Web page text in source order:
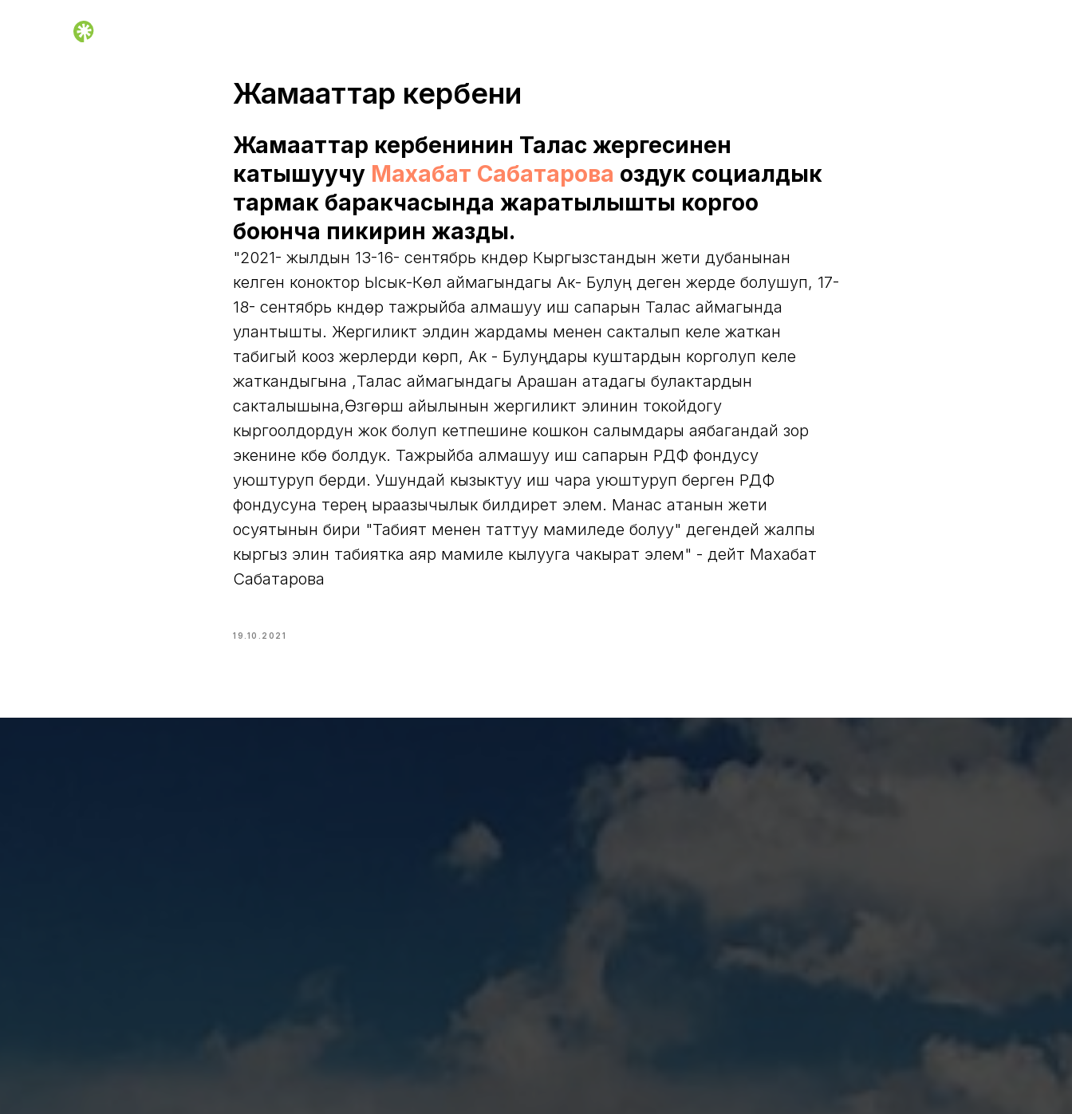
Жамааттар кербени
Жамааттар кербенинин Талас жергесинен
катышуучу Махабат Сабатарова оздук социалдык
тармак баракчасында жаратылышты коргоо
боюнча пикирин жазды.
"2021- жылдын 13-16- сентябрь күндөрү Кыргызстандын жети дубанынан
келген коноктор Ысык-Көл аймагындагы Ак- Булуң деген жерде болушуп, 17-
18- сентябрь күндөрү тажрыйба алмашуу иш сапарын Талас аймагында
улантышты. Жергиликтүү элдин жардамы менен сакталып келе жаткан
табигый кооз жерлерди көрүп, Ак - Булуңдары куштардын корголуп келе
жаткандыгына ,Талас аймагындагы Арашан атадагы булактардын
сакталышына,Өзгөрүш айылынын жергиликтүү элинин токойдогу
кыргоолдордун жок болуп кетпешине кошкон салымдары аябагандай зор
экенине күбө болдук. Тажрыйба алмашуу иш сапарын РДФ фондусу
уюштуруп берди. Ушундай кызыктуу иш чара уюштуруп берген РДФ
фондусуна терең ыраазычылык билдирет элем. Манас атанын жети
осуятынын бири "Табият менен таттуу мамиледе болуу" дегендей жалпы
кыргыз элин табиятка аяр мамиле кылууга чакырат элем" - дейт Махабат
Сабатарова
19.10.2021